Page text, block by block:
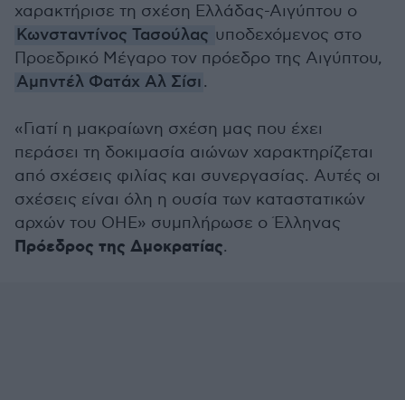
χαρακτήρισε τη σχέση Ελλάδας-Αιγύπτου ο
Κωνσταντίνος Τασούλας υποδεχόμενος στο
Προεδρικό Μέγαρο τον πρόεδρο της Αιγύπτου,
Αμπντέλ Φατάχ Αλ Σίσι.
«Γιατί η μακραίωνη σχέση μας που έχει
περάσει τη δοκιμασία αιώνων χαρακτηρίζεται
από σχέσεις φιλίας και συνεργασίας. Αυτές οι
σχέσεις είναι όλη η ουσία των καταστατικών
αρχών του ΟΗΕ» συμπλήρωσε ο Έλληνας
Πρόεδρος της Δμοκρατίας.